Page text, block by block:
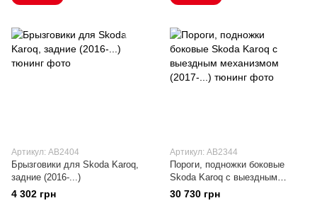
Артикул: AB2404
Брызговики для Skoda Karoq,
задние (2016-...)
4 302 грн
Артикул: AB2344
Пороги, подножки боковые
Skoda Karoq с выездным
механизмом (2017-...)
30 730 грн